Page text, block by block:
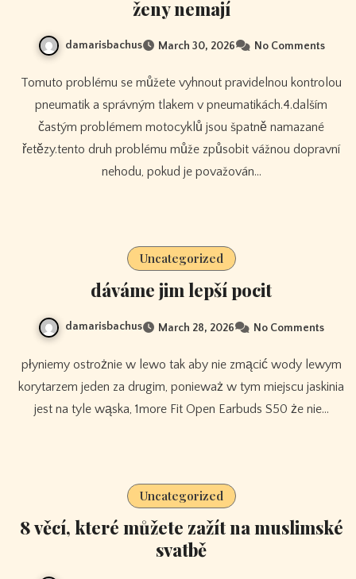
ženy nemají
damarisbachus March 30, 2026 No Comments
Tomuto problému se můžete vyhnout pravidelnou kontrolou
pneumatik a správným tlakem v pneumatikách.4.dalším
častým problémem motocyklů jsou špatně namazané
řetězy.tento druh problému může způsobit vážnou dopravní
nehodu, pokud je považován…
Uncategorized
dáváme jim lepší pocit
damarisbachus March 28, 2026 No Comments
płyniemy ostrożnie w lewo tak aby nie zmącić wody lewym
korytarzem jeden za drugim, ponieważ w tym miejscu jaskinia
jest na tyle wąska, 1more Fit Open Earbuds S50 że ​​nie…
Uncategorized
8 věcí, které můžete zažít na muslimské
svatbě